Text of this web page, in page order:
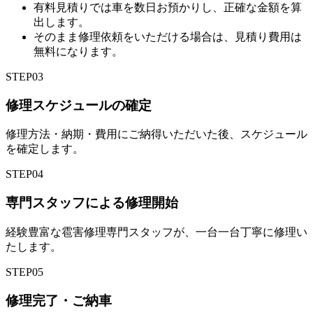
有料見積りでは車を数日お預かりし、正確な金額を算
出します。
そのまま修理依頼をいただける場合は、見積り費用は
無料になります。
STEP03
修理スケジュールの確定
修理方法・納期・費用にご納得いただいた後、スケジュール
を確定します。
STEP04
専門スタッフによる修理開始
経験豊富な雹害修理専門スタッフが、一台一台丁寧に修理い
たします。
STEP05
修理完了・ご納車